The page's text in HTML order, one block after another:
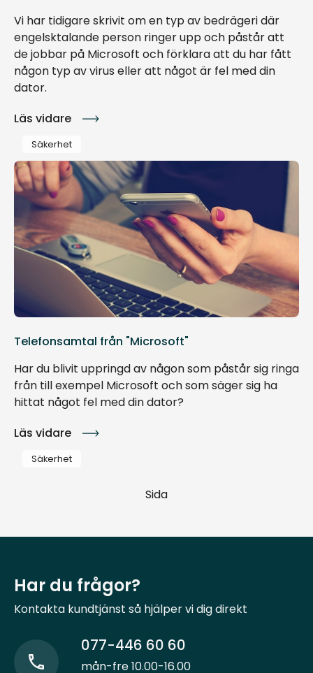
Vi har tidigare skrivit om en typ av bedrägeri där
engelsktalande person ringer upp och påstår att
de jobbar på Microsoft och förklara att du har fått
någon typ av virus eller att något är fel med din
dator.
Läs vidare
Säkerhet
Telefonsamtal från "Microsoft"
Har du blivit uppringd av någon som påstår sig ringa
från till exempel Microsoft och som säger sig ha
hittat något fel med din dator?
Läs vidare
Säkerhet
Sida
Har du frågor?
Kontakta kundtjänst så hjälper vi dig direkt
077-446 60 60
mån-fre 10.00-16.00